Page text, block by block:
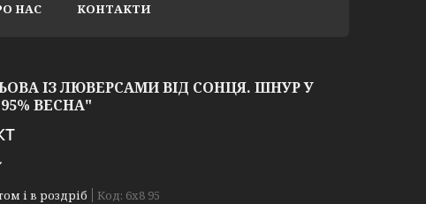
НАС КОНТАКТИ
ІЗ ЛЮВЕРСАМИ ВІД СОНЦЯ. ШНУР У
ВЕСНА"
і в роздріб Код: 6х8 95